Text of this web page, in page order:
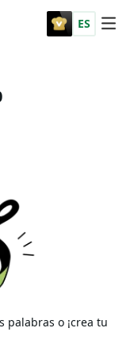
ES
palabras o ¡crea tu